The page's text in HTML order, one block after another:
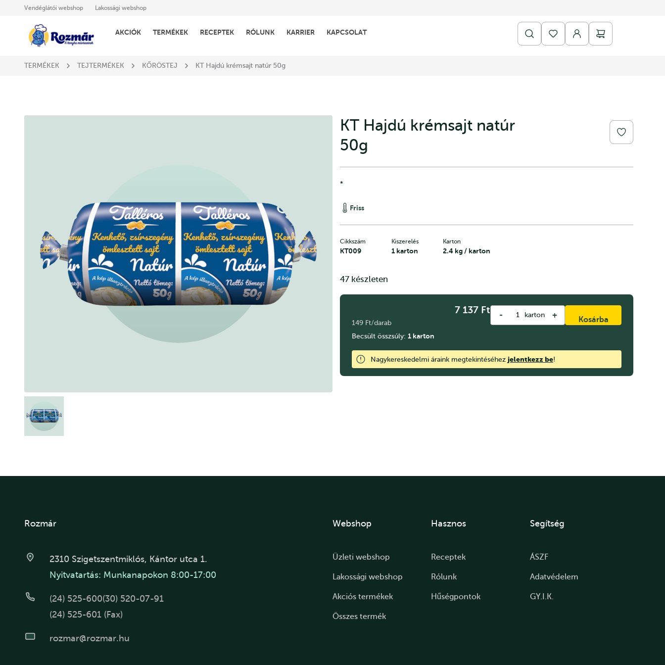
Vendéglátói webshop Lakossági webshop
AKCIÓK TERMÉKEK RECEPTEK RÓLUNK KARRIER KAPCSOLAT
TERMÉKEK TEJTERMÉKEK KŐRÖSTEJ KT Hajdú krémsajt natúr 50g
KT Hajdú krémsajt natúr
50g
*
Friss
Cikkszám
KT009
Kiszerelés
1 karton
Karton
2.4 kg / karton
47 készleten
7 137 Ft
149 Ft/darab
- karton + Kosárba
Becsült összsúly: 1 karton
Nagykereskedelmi áraink megtekintéséhez jelentkezz be!
Rozmár
2310 Szigetszentmiklós, Kántor utca 1.
Nyitvatartás: Munkanapokon 8:00-17:00
(24) 525-600(30) 520-07-91
(24) 525-601 (Fax)
rozmar@rozmar.hu
Webshop
Üzleti webshop
Lakossági webshop
Akciós termékek
Összes termék
Hasznos
Receptek
Rólunk
Hűségpontok
Segítség
ÁSZF
Adatvédelem
GY.I.K.